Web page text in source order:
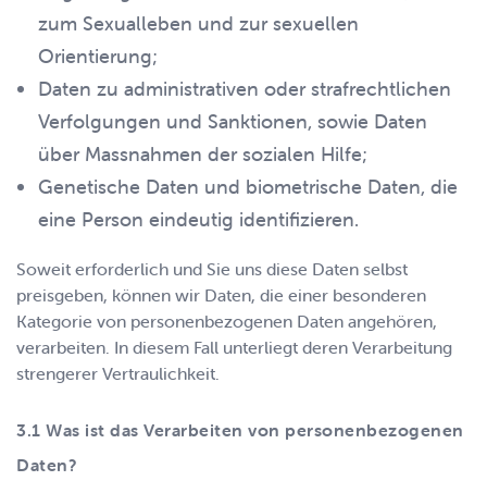
zum Sexualleben und zur sexuellen
Orientierung;
Daten zu administrativen oder strafrechtlichen
Verfolgungen und Sanktionen, sowie Daten
über Massnahmen der sozialen Hilfe;
Genetische Daten und biometrische Daten, die
eine Person eindeutig identifizieren.
Soweit erforderlich und Sie uns diese Daten selbst
preisgeben, können wir Daten, die einer besonderen
Kategorie von personenbezogenen Daten angehören,
verarbeiten. In diesem Fall unterliegt deren Verarbeitung
strengerer Vertraulichkeit.
Was ist das Verarbeiten von personenbezogenen
Daten?